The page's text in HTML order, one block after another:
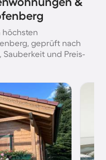
höchsten
geprüft nach
Sauberkeit und Preis-